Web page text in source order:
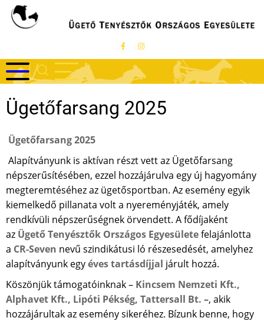
Ugrás
Ügetőfarsang 2025
Ügetőfarsang 2025
Alapítványunk is aktívan részt vett az Ügetőfarsang
népszerűsítésében, ezzel hozzájárulva egy új hagyomány
megteremtéséhez az ügetősportban. Az esemény egyik
kiemelkedő pillanata volt a nyereményjáték, amely
rendkívüli népszerűségnek örvendett. A fődíjaként
az Ügető Tenyésztők Országos Egyesületefelajánlotta
a CR-Seven nevű szindikátusi ló részesedését, amelyhez
alapítványunk egyéves tartásdíjjal járult hozzá.
Köszönjük támogatóinknak – Kincsem Nemzeti Kft.,
Alphavet Kft., Lipóti Pékség, Tattersall Bt. –, akik
hozzájárultak az esemény sikeréhez. Bízunk benne, hogy